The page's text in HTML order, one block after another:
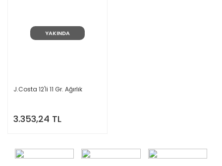
YAKINDA
J.Costa 12'li 11 Gr. Ağırlık
3.353,24 TL